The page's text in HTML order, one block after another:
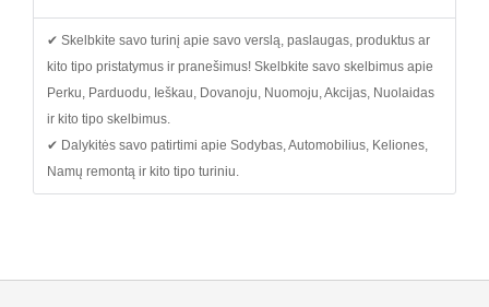
✔ Skelbkite savo turinį apie savo verslą, paslaugas, produktus ar
kito tipo pristatymus ir pranešimus! Skelbkite savo skelbimus apie
Perku, Parduodu, Ieškau, Dovanoju, Nuomoju, Akcijas, Nuolaidas
ir kito tipo skelbimus.
✔ Dalykitės savo patirtimi apie Sodybas, Automobilius, Keliones,
Namų remontą ir kito tipo turiniu.